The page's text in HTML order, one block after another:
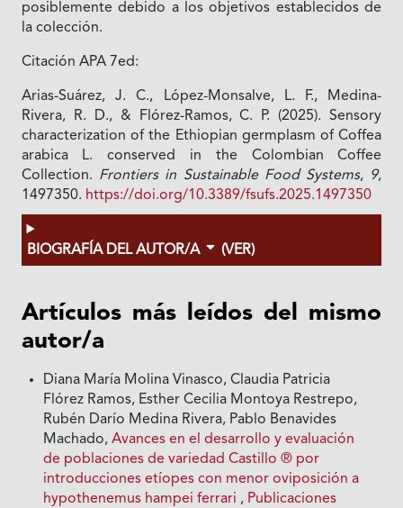
posiblemente debido a los objetivos establecidos de
la colección.
Citación APA 7ed:
Arias-Suárez, J. C., López-Monsalve, L. F., Medina-
Rivera, R. D., & Flórez-Ramos, C. P. (2025). Sensory
characterization of the Ethiopian germplasm of Coffea
arabica L. conserved in the Colombian Coffee
Collection. Frontiers in Sustainable Food Systems, 9,
1497350. https://doi.org/10.3389/fsufs.2025.1497350
BIOGRAFÍA DEL AUTOR/A (VER)
Artículos más leídos del mismo
autor/a
Diana María Molina Vinasco, Claudia Patricia
Flórez Ramos, Esther Cecilia Montoya Restrepo,
Rubén Darío Medina Rivera, Pablo Benavides
Machado,Avances en el desarrollo y evaluación
de poblaciones de variedad Castillo ® por
introducciones etíopes con menor oviposición a
hypothenemus hampei ferrari , Publicaciones